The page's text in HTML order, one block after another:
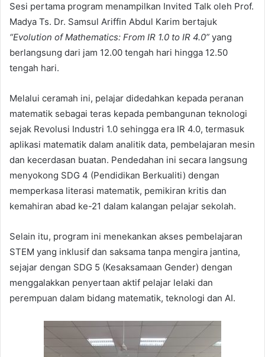
Sesi pertama program menampilkan Invited Talk oleh Prof.
Madya Ts. Dr. Samsul Ariffin Abdul Karim bertajuk
“Evolution of Mathematics: From IR 1.0 to IR 4.0” yang
berlangsung dari jam 12.00 tengah hari hingga 12.50
tengah hari.
Melalui ceramah ini, pelajar didedahkan kepada peranan
matematik sebagai teras kepada pembangunan teknologi
sejak Revolusi Industri 1.0 sehingga era IR 4.0, termasuk
aplikasi matematik dalam analitik data, pembelajaran mesin
dan kecerdasan buatan. Pendedahan ini secara langsung
menyokong SDG 4 (Pendidikan Berkualiti) dengan
memperkasa literasi matematik, pemikiran kritis dan
kemahiran abad ke-21 dalam kalangan pelajar sekolah.
Selain itu, program ini menekankan akses pembelajaran
STEM yang inklusif dan saksama tanpa mengira jantina,
sejajar dengan SDG 5 (Kesaksamaan Gender) dengan
menggalakkan penyertaan aktif pelajar lelaki dan
perempuan dalam bidang matematik, teknologi dan AI.